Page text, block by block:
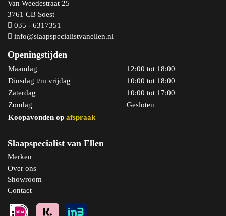
Bekijk product
Van Weedestraat 25
3761 CB Soest
035 - 6317351
info@slaapspecialistvanellen.nl
Openingstijden
Maandag
12:00 tot 18:00
Dinsdag t/m vrijdag
10:00 tot 18:00
Zaterdag
10:00 tot 17:00
Zondag
Gesloten
Koopavonden op afspraak
Slaapspecialist van Ellen
Merken
Over ons
Showroom
Contact